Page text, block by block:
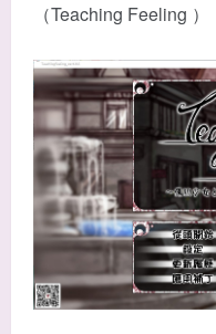
（Teaching Feeling ）